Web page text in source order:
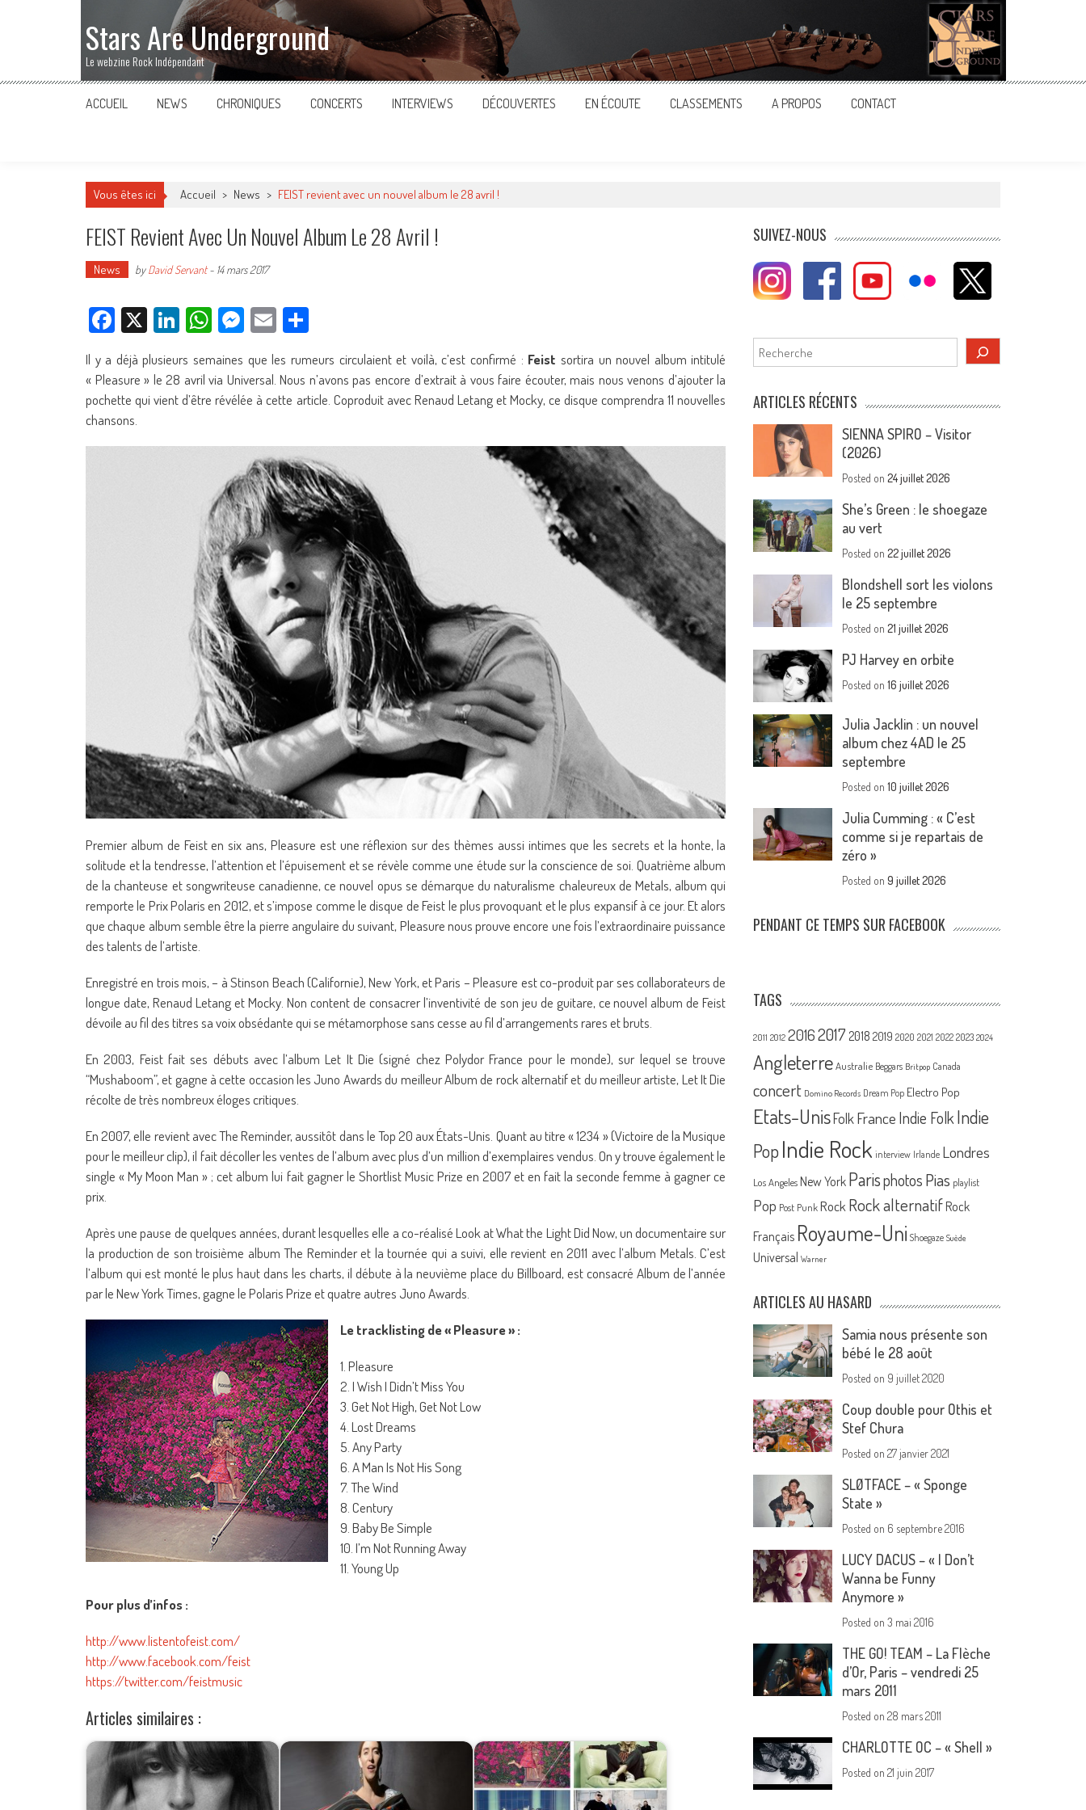
Stars Are Underground
Le webzine Rock Indépendant
ACCUEIL NEWS CHRONIQUES CONCERTS INTERVIEWS DÉCOUVERTES EN ÉCOUTE CLASSEMENTS A PROPOS CONTACT
Vous êtes ici Accueil > News > FEIST revient avec un nouvel album le 28 avril !
FEIST Revient Avec Un Nouvel Album Le 28 Avril !
News byDavid Servant- 14 mars 2017
Facebook
X LinkedIn
WhatsApp
Messenger
Email
Il y a déjà plusieurs semaines que les rumeurs circulaient et voilà, c’est confirmé : Feist sortira un nouvel album intitulé
« Pleasure » le 28 avril via Universal. Nous n’avons pas encore d’extrait à vous faire écouter, mais nous venons d’ajouter la
pochette qui vient d’être révélée à cette article. Coproduit avec Renaud Letang et Mocky, ce disque comprendra 11 nouvelles
chansons.
Premier album de Feist en six ans, Pleasure est une réflexion sur des thèmes aussi intimes que les secrets et la honte, la
solitude et la tendresse, l’attention et l’épuisement et se révèle comme une étude sur la conscience de soi. Quatrième album
de la chanteuse et songwriteuse canadienne, ce nouvel opus se démarque du naturalisme chaleureux de Metals, album qui
remporte le Prix Polaris en 2012, et s’impose comme le disque de Feist le plus provoquant et le plus expansif à ce jour. Et alors
que chaque album semble être la pierre angulaire du suivant, Pleasure nous prouve encore une fois l’extraordinaire puissance
des talents de l’artiste.
Enregistré en trois mois, – à Stinson Beach (Californie), New York, et Paris – Pleasure est co-produit par ses collaborateurs de
longue date, Renaud Letang et Mocky. Non content de consacrer l’inventivité de son jeu de guitare, ce nouvel album de Feist
dévoile au fil des titres sa voix obsédante qui se métamorphose sans cesse au fil d’arrangements rares et bruts.
En 2003, Feist fait ses débuts avec l’album Let It Die (signé chez Polydor France pour le monde), sur lequel se trouve
“Mushaboom”, et gagne à cette occasion les Juno Awards du meilleur Album de rock alternatif et du meilleur artiste, Let It Die
récolte de très nombreux éloges critiques.
En 2007, elle revient avec The Reminder, aussitôt dans le Top 20 aux États-Unis. Quant au titre « 1234 » (Victoire de la Musique
pour le meilleur clip), il fait décoller les ventes de l’album avec plus d’un million d’exemplaires vendus. On y trouve également le
single « My Moon Man » ; cet album lui fait gagner le Shortlist Music Prize en 2007 et en fait la seconde femme à gagner ce
prix.
Après une pause de quelques années, durant lesquelles elle a co-réalisé Look at What the Light Did Now, un documentaire sur
la production de son troisième album The Reminder et la tournée qui a suivi, elle revient en 2011 avec l’album Metals. C’est
l’album qui est monté le plus haut dans les charts, il débute à la neuvième place du Billboard, est consacré Album de l’année
par le New York Times, gagne le Polaris Prize et quatre autres Juno Awards.
Le tracklisting de « Pleasure » :
1. Pleasure
2. I Wish I Didn’t Miss You
3. Get Not High, Get Not Low
4. Lost Dreams
5. Any Party
6. A Man Is Not His Song
7. The Wind
8. Century
9. Baby Be Simple
10. I’m Not Running Away
11. Young Up
Pour plus d’infos :
http://www.listentofeist.com/
http://www.facebook.com/feist
https://twitter.com/feistmusic
Articles similaires :
SUIVEZ-NOUS
Rechercher
ARTICLES RÉCENTS
SIENNA SPIRO – Visitor
(2026)
Posted on24 juillet 2026
She’s Green : le shoegaze
au vert
Posted on22 juillet 2026
Blondshell sort les violons
le 25 septembre
Posted on21 juillet 2026
PJ Harvey en orbite
Posted on16 juillet 2026
Julia Jacklin : un nouvel
album chez 4AD le 25
septembre
Posted on10 juillet 2026
Julia Cumming : « C’est
comme si je repartais de
zéro »
Posted on9 juillet 2026
PENDANT CE TEMPS SUR FACEBOOK
TAGS
2011 2012 20162017 2018 2019 2020 2021 2022 2023 2024
Angleterre Australie Beggars Britpop Canada
concert Domino Records Dream Pop Electro Pop
Etats-UnisFolk France Indie FolkIndie
PopIndie Rock interview Irlande Londres
Los Angeles New York Parisphotos Pias playlist
Pop Post Punk Rock Rock alternatif Rock
Français Royaume-Uni Shoegaze Suède
Universal Warner
ARTICLES AU HASARD
Samia nous présente son
bébé le 28 août
Posted on 9 juillet 2020
Coup double pour Othis et
Stef Chura
Posted on27 janvier 2021
SLØTFACE – « Sponge
State »
Posted on 6 septembre 2016
LUCY DACUS – « I Don’t
Wanna be Funny
Anymore »
Posted on3 mai 2016
THE GO! TEAM – La Flèche
d’Or, Paris – vendredi 25
mars 2011
Posted on28 mars 2011
CHARLOTTE OC – « Shell »
Posted on21 juin 2017